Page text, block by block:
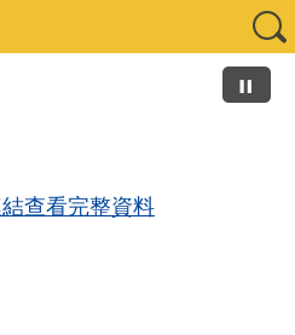
查看完整資料